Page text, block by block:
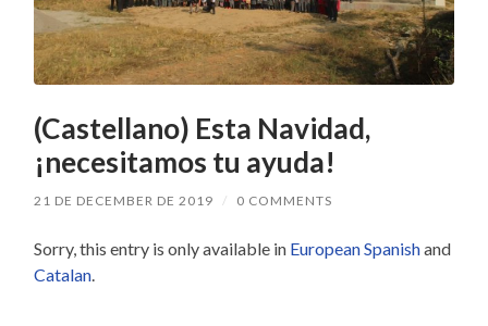
(Castellano) Esta Navidad,
¡necesitamos tu ayuda!
21 DE DECEMBER DE 2019 / 0 COMMENTS
Sorry, this entry is only available in European Spanishand
Catalan